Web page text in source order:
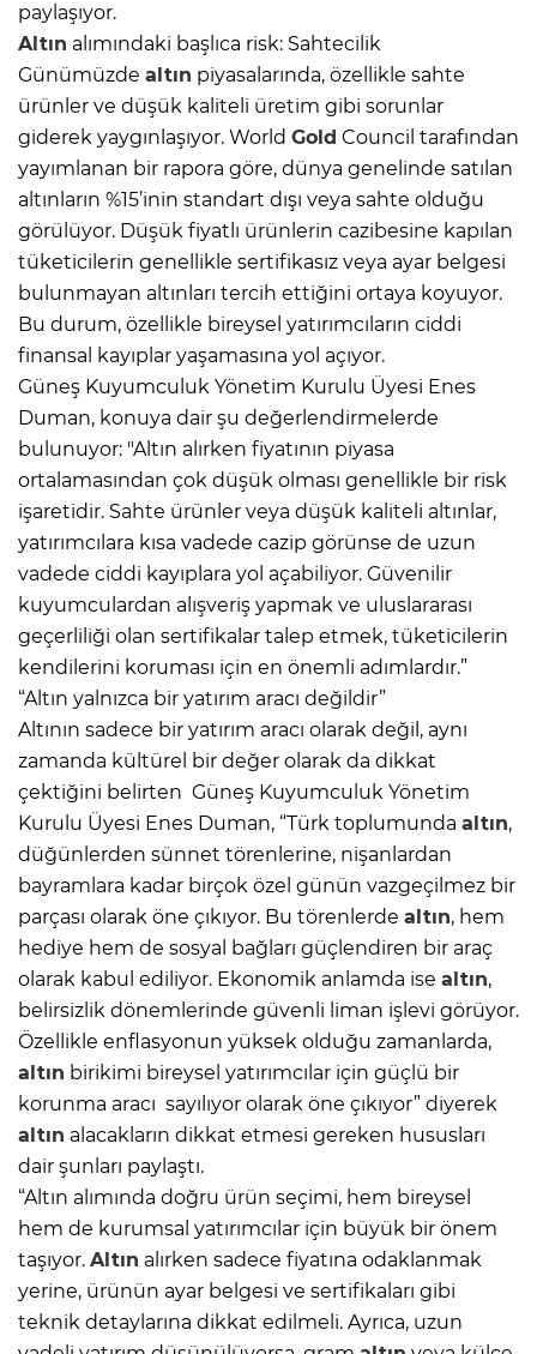
paylaşıyor.
Altın alımındaki başlıca risk: Sahtecilik
Günümüzde altın piyasalarında, özellikle sahte
ürünler ve düşük kaliteli üretim gibi sorunlar
giderek yaygınlaşıyor. World Gold Council tarafından
yayımlanan bir rapora göre, dünya genelinde satılan
altınların %15’inin standart dışı veya sahte olduğu
görülüyor. Düşük fiyatlı ürünlerin cazibesine kapılan
tüketicilerin genellikle sertifikasız veya ayar belgesi
bulunmayan altınları tercih ettiğini ortaya koyuyor.
Bu durum, özellikle bireysel yatırımcıların ciddi
finansal kayıplar yaşamasına yol açıyor.
Güneş Kuyumculuk Yönetim Kurulu Üyesi Enes
Duman, konuya dair şu değerlendirmelerde
bulunuyor: "Altın alırken fiyatının piyasa
ortalamasından çok düşük olması genellikle bir risk
işaretidir. Sahte ürünler veya düşük kaliteli altınlar,
yatırımcılara kısa vadede cazip görünse de uzun
vadede ciddi kayıplara yol açabiliyor. Güvenilir
kuyumculardan alışveriş yapmak ve uluslararası
geçerliliği olan sertifikalar talep etmek, tüketicilerin
kendilerini koruması için en önemli adımlardır.”
“Altın yalnızca bir yatırım aracı değildir”
Altının sadece bir yatırım aracı olarak değil, aynı
zamanda kültürel bir değer olarak da dikkat
çektiğini belirten Güneş Kuyumculuk Yönetim
Kurulu Üyesi Enes Duman, “Türk toplumunda altın,
düğünlerden sünnet törenlerine, nişanlardan
bayramlara kadar birçok özel günün vazgeçilmez bir
parçası olarak öne çıkıyor. Bu törenlerde altın, hem
hediye hem de sosyal bağları güçlendiren bir araç
olarak kabul ediliyor. Ekonomik anlamda ise altın,
belirsizlik dönemlerinde güvenli liman işlevi görüyor.
Özellikle enflasyonun yüksek olduğu zamanlarda,
altın birikimi bireysel yatırımcılar için güçlü bir
korunma aracı sayılıyor olarak öne çıkıyor” diyerek
altın alacakların dikkat etmesi gereken hususları
dair şunları paylaştı.
“Altın alımında doğru ürün seçimi, hem bireysel
hem de kurumsal yatırımcılar için büyük bir önem
taşıyor. Altın alırken sadece fiyatına odaklanmak
yerine, ürünün ayar belgesi ve sertifikaları gibi
teknik detaylarına dikkat edilmeli. Ayrıca, uzun